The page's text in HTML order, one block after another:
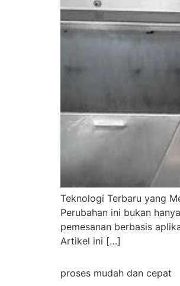
Teknologi Terbaru yang
Perubahan ini bukan
pemesanan berbasis
Artikel ini […]
proses mudah dan cepat